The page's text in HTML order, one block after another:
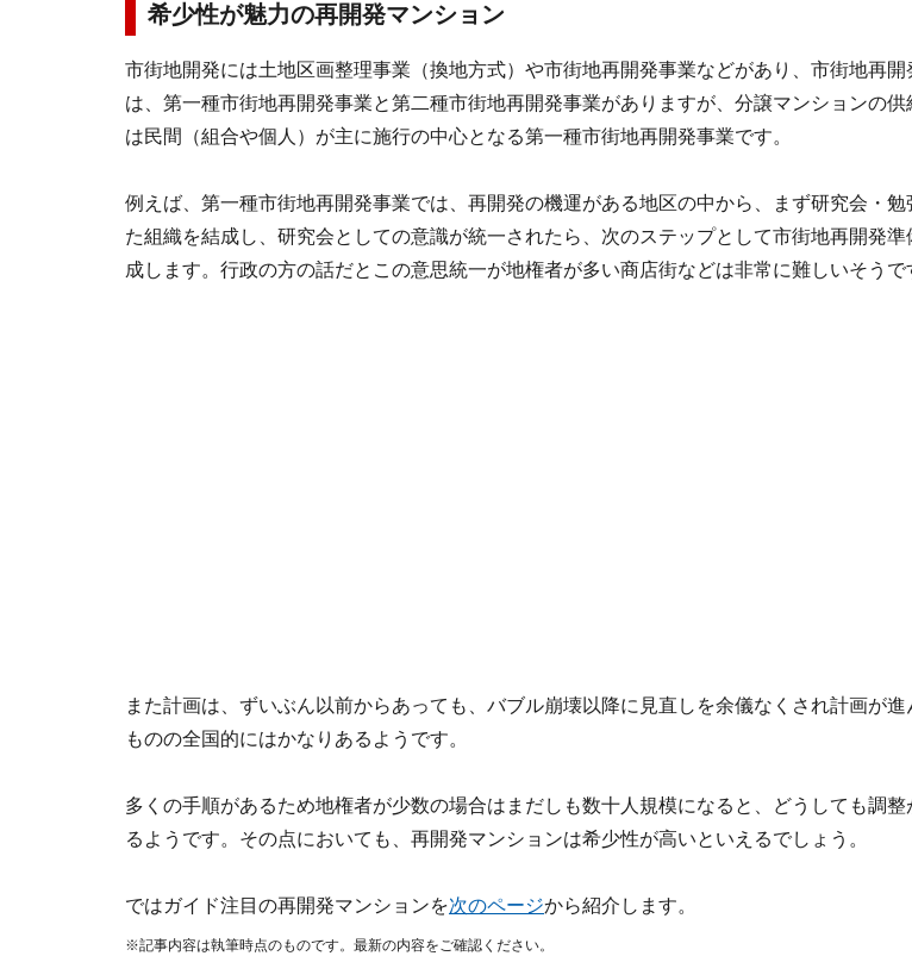
希少性が魅力の再開発マンション
市街地開発には土地区画整理事業（換地方式）や市街地再開発事業などがあり、市街地再開
は、第一種市街地再開発事業と第二種市街地再開発事業がありますが、分譲マンションの供
は民間（組合や個人）が主に施行の中心となる第一種市街地再開発事業です。
例えば、第一種市街地再開発事業では、再開発の機運がある地区の中から、まず研究会・勉
た組織を結成し、研究会としての意識が統一されたら、次のステップとして市街地再開発準
成します。行政の方の話だとこの意思統一が地権者が多い商店街などは非常に難しいそうで
また計画は、ずいぶん以前からあっても、バブル崩壊以降に見直しを余儀なくされ計画が進
ものの全国的にはかなりあるようです。
多くの手順があるため地権者が少数の場合はまだしも数十人規模になると、どうしても調整
るようです。その点においても、再開発マンションは希少性が高いといえるでしょう。
ではガイド注目の再開発マンションを次のページから紹介します。
※記事内容は執筆時点のものです。最新の内容をご確認ください。